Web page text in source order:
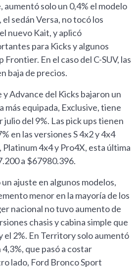
aumentó solo un 0,4% el modelo
el sedán Versa, no tocó los
nuevo Kait, y aplicó
para Kicks y algunos
Frontier. En el caso del C-SUV, las
baja de precios.
y Advance del Kicks bajaron un
más equipada, Exclusive, tiene
del 9%. Las pick ups tienen
en las versiones S 4x2 y 4x4
Platinum 4x4 y Pro4X, esta última
a $67980.396.
ajuste en algunos modelos,
menor en la mayoría de los
nacional no tuvo aumento de
chasis y cabina simple que
el 2%. En Territory solo aumentó
que pasó a costar
lado, Ford Bronco Sport